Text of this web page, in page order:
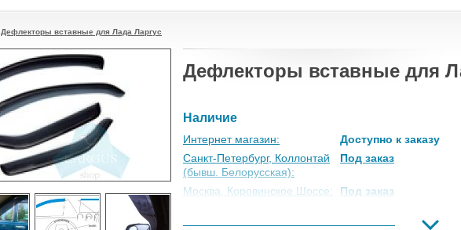
Дефлекторы вставные для Лада Ларгус
Дефлекторы вставные для
Наличие
Интернет магазин:
Доступно к заказу
Санкт-Петербург, Коллонтай
(бывш. Белорусская):
Под заказ
Москва, Коровинское Шоссе:
Под заказ